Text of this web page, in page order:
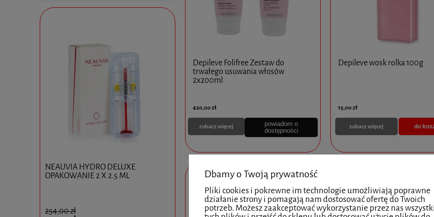
NEAUVIA HYDRO DELUXE
OPAKOWANIE 2 X 2.5 ML
254,00 zł
Ejal 40 1 x 2ml - MediXa - 5 opakowań
825,00 zł
340,00 zł
Depileve Folifree Zestaw do
trwałego usuwania włosów
2x200ml
420,00 zł
powiadom o
dostępności
zobacz więcej
Depileve wosk rolka 100g
15,00 zł
do
zobacz więcej
Dbamy o Twoją prywatność
Pliki cookies i pokrewne im technologie umożliwiają poprawne
działanie strony i pomagają nam dostosować ofertę do Twoich
potrzeb. Możesz zaakceptować wykorzystanie przez nas